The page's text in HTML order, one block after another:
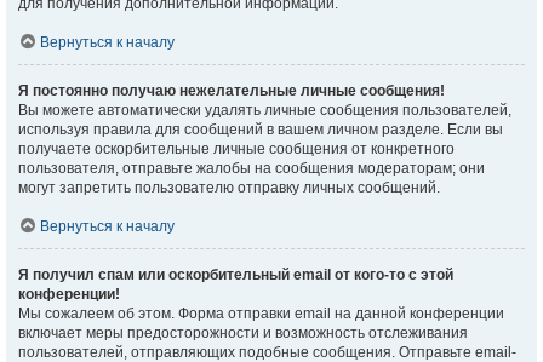
для получения дополнительной информации.
Вернуться к началу
Я постоянно получаю нежелательные личные сообщения!
Вы можете автоматически удалять личные сообщения пользователей,
используя правила для сообщений в вашем личном разделе. Если вы
получаете оскорбительные личные сообщения от конкретного
пользователя, отправьте жалобы на сообщения модераторам; они
могут запретить пользователю отправку личных сообщений.
Вернуться к началу
Я получил спам или оскорбительный email от кого-то с этой
конференции!
Мы сожалеем об этом. Форма отправки email на данной конференции
включает меры предосторожности и возможность отслеживания
пользователей, отправляющих подобные сообщения. Отправьте email-